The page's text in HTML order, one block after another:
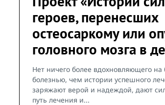
героев, перенесших
остеосаркому или
головного мозга в
Нет ничего более вдохновляющего на
болезнью, чем истории успешного
заряжают верой и надеждой, дают
путь лечения и...